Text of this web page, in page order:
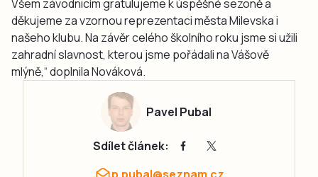
Všem závodnicím gratulujeme k úspěšné sezoně a
děkujeme za vzornou reprezentaci města Milevska i
našeho klubu. Na závěr celého školního roku jsme si užili
zahradní slavnost, kterou jsme pořádali na Vášově
mlýně,“ doplnila Nováková.
Pavel Pubal
Sdílet článek: